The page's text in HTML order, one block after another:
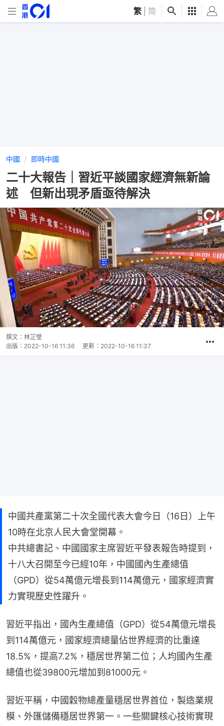
繁 简
中國 即時中國
二十大報告｜習近平談國家經濟無新論
述 但新出現矛盾亟待解決
撰文： 林芷瑩
出版： 2022-10-16 11:36 更新： 2022-10-16 11:37
中國共產黨第二十次全國代表大會今日（16日）上午
10時在北京人民大會堂開幕。
中共總書記、中國國家主席習近平發表報告時提到，
十八大召開至今已經10年，中國國內生產總值
（GPD）從54萬億元增長到114萬億元，國家經濟實
力實現歷史性躍升。
習近平指出，國內生產總值（GPD）從54萬億元增長
到114萬億元，國家經濟總量佔世界經濟的比重達
18.5%，提高7.2%，穩居世界第二位；人均國內生產
總值也從39800元增加到81000元。
習近平稱，中國穀物總產量穩居世界首位，製造業規
模、外匯儲備穩居世界第一。一些關鍵核心技術實現